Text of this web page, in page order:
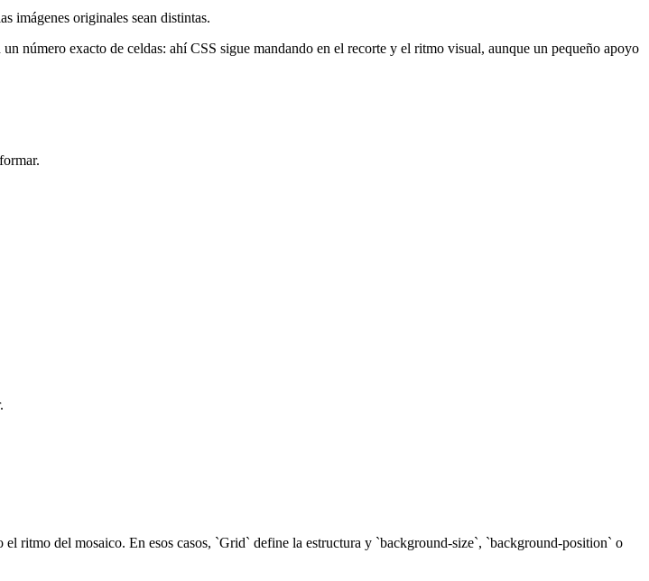
imágenes originales sean distintas.
número exacto de celdas: ahí CSS sigue mandando en el recorte y el ritmo visual, aunque un pequeño apoyo
ritmo del mosaico. En esos casos, `Grid` define la estructura y `background-size`, `background-position` o